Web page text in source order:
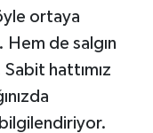
ortaya
Hem de salgın
Sabit hattımız
bilgilendiriyor.